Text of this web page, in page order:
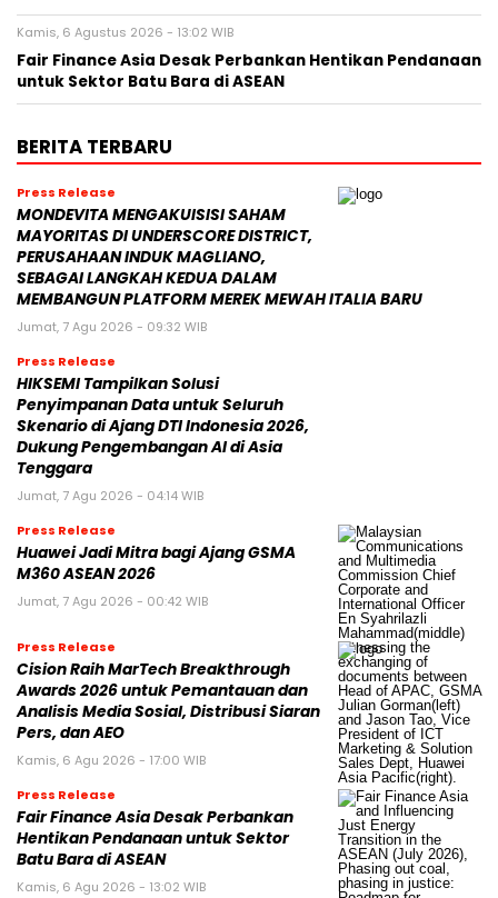
Kamis, 6 Agustus 2026 - 13:02 WIB
Fair Finance Asia Desak Perbankan Hentikan Pendanaan
untuk Sektor Batu Bara di ASEAN
BERITA TERBARU
Press Release
MONDEVITA MENGAKUISISI SAHAM
MAYORITAS DI UNDERSCORE DISTRICT,
PERUSAHAAN INDUK MAGLIANO,
SEBAGAI LANGKAH KEDUA DALAM
MEMBANGUN PLATFORM MEREK MEWAH ITALIA BARU
Jumat, 7 Agu 2026 - 09:32 WIB
Press Release
HIKSEMI Tampilkan Solusi
Penyimpanan Data untuk Seluruh
Skenario di Ajang DTI Indonesia 2026,
Dukung Pengembangan AI di Asia
Tenggara
Jumat, 7 Agu 2026 - 04:14 WIB
Press Release
Huawei Jadi Mitra bagi Ajang GSMA
M360 ASEAN 2026
Jumat, 7 Agu 2026 - 00:42 WIB
Press Release
Cision Raih MarTech Breakthrough
Awards 2026 untuk Pemantauan dan
Analisis Media Sosial, Distribusi Siaran
Pers, dan AEO
Kamis, 6 Agu 2026 - 17:00 WIB
Press Release
Fair Finance Asia Desak Perbankan
Hentikan Pendanaan untuk Sektor
Batu Bara di ASEAN
Kamis, 6 Agu 2026 - 13:02 WIB